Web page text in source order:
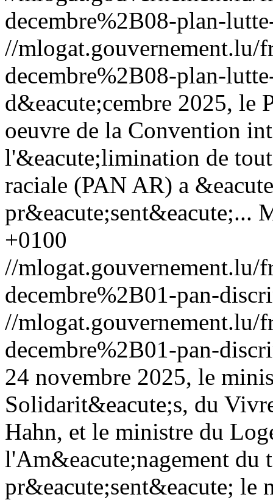
decembre%2B08-plan-
//mlogat.gouvernement.lu/
decembre%2B08-plan-
d&eacute;cembre 2025, le
oeuvre de la Convention
l'&eacute;limination de
raciale (PAN AR) a
pr&eacute;sent&eacute;...
+0100
//mlogat.gouvernement.lu/
decembre%2B01-pan-
//mlogat.gouvernement.lu/
decembre%2B01-pan-
24 novembre 2025, le
Solidarit&eacute;s, du
Hahn, et le ministre du
l'Am&eacute;nagement du
pr&eacute;sent&eacute; le